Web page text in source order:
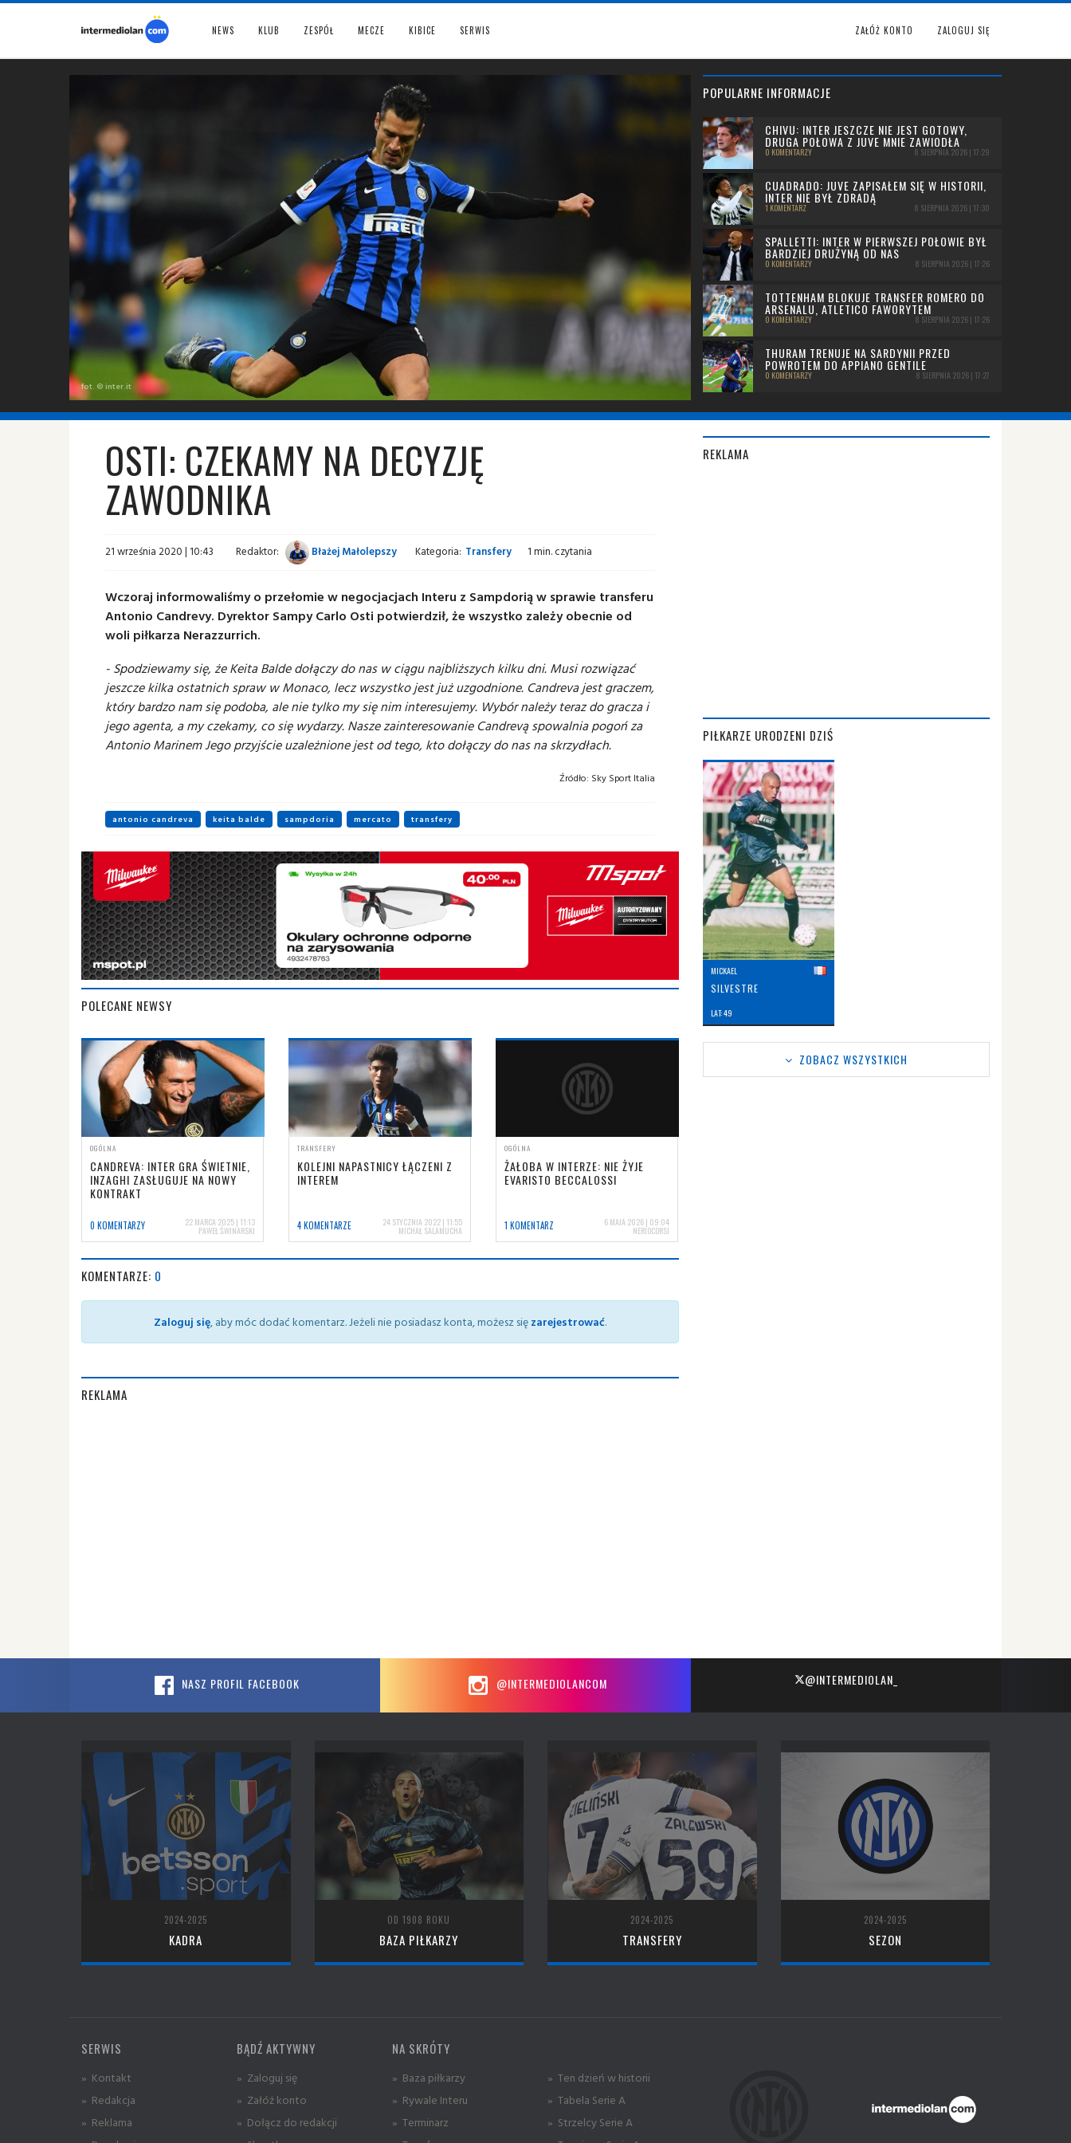
NEWS KLUB ZESPÓŁ MECZE KIBICE SERWIS ZAŁÓŻ KONTO ZALOGUJ SIĘ
fot. © inter.it
POPULARNE INFORMACJE
CHIVU: INTER JESZCZE NIE JEST GOTOWY,
DRUGA POŁOWA Z JUVE MNIE ZAWIODŁA
0 KOMENTARZY 8 SIERPNIA 2026 | 17:29
CUADRADO: JUVE ZAPISAŁEM SIĘ W HISTORII,
INTER NIE BYŁ ZDRADĄ
1 KOMENTARZ 8 SIERPNIA 2026 | 17:30
SPALLETTI: INTER W PIERWSZEJ POŁOWIE BYŁ
BARDZIEJ DRUŻYNĄ OD NAS
0 KOMENTARZY 8 SIERPNIA 2026 | 17:26
TOTTENHAM BLOKUJE TRANSFER ROMERO DO
ARSENALU, ATLETICO FAWORYTEM
0 KOMENTARZY 8 SIERPNIA 2026 | 17:26
THURAM TRENUJE NA SARDYNII PRZED
POWROTEM DO APPIANO GENTILE
0 KOMENTARZY 8 SIERPNIA 2026 | 17:27
OSTI: CZEKAMY NA DECYZJĘ
ZAWODNIKA
21 września 2020 | 10:43 Redaktor: Błażej Małolepszy Kategoria: Transfery 1 min. czytania
Wczoraj informowaliśmy o przełomie w negocjacjach Interu z Sampdorią w sprawie transferu
Antonio Candrevy. Dyrektor Sampy Carlo Osti potwierdził, że wszystko zależy obecnie od
woli piłkarza Nerazzurrich.
- Spodziewamy się, że Keita Balde dołączy do nas w ciągu najbliższych kilku dni. Musi rozwiązać
jeszcze kilka ostatnich spraw w Monaco, lecz wszystko jest już uzgodnione. Candreva jest graczem,
który bardzo nam się podoba, ale nie tylko my się nim interesujemy. Wybór należy teraz do gracza i
jego agenta, a my czekamy, co się wydarzy. Nasze zainteresowanie Candrevą spowalnia pogoń za
Antonio Marinem Jego przyjście uzależnione jest od tego, kto dołączy do nas na skrzydłach.
Źródło: Sky Sport Italia
antonio candreva keita balde sampdoria mercato transfery
POLECANE NEWSY
OGÓLNA
CANDREVA: INTER GRA ŚWIETNIE,
INZAGHI ZASŁUGUJE NA NOWY
KONTRAKT
0 KOMENTARZY 22 MARCA 2025 | 11:13
PAWEŁ ŚWINARSKI
TRANSFERY
KOLEJNI NAPASTNICY ŁĄCZENI Z
INTEREM
4 KOMENTARZE 24 STYCZNIA 2022 | 11:55
MICHAŁ SALAMUCHA
OGÓLNA
ŻAŁOBA W INTERZE: NIE ŻYJE
EVARISTO BECCALOSSI
1 KOMENTARZ 6 MAJA 2026 | 09:04
NERIOCORSI
KOMENTARZE: 0
Zaloguj się, aby móc dodać komentarz. Jeżeli nie posiadasz konta, możesz sięzarejestrować.
REKLAMA
REKLAMA
PIŁKARZE URODZENI DZIŚ
MICKAEL
SILVESTRE
LAT: 49
ZOBACZ WSZYSTKICH
NASZ PROFIL FACEBOOK @INTERMEDIOLANCOM @INTERMEDIOLAN_
2024-2025
KADRA
OD 1908 ROKU
BAZA PIŁKARZY
2024-2025
TRANSFERY
2024-2025
SEZON
SERWIS
» Kontakt
» Redakcja
» Reklama
BĄDŹ AKTYWNY
» Zaloguj się
» Załóż konto
» Dołącz do redakcji
NA SKRÓTY
» Baza piłkarzy
» Rywale Interu
» Terminarz
» Ten dzień w historii
» Tabela Serie A
» Strzelcy Serie A